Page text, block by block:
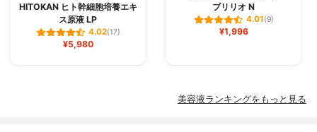
HITOKAN ヒト幹細胞培養エキ
ス原液 LP
4.02(17)
¥5,980
ブリリオ N
4.01(9)
¥1,996
美容液ランキングをもっと見る